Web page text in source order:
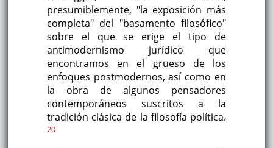
presumiblemente, "la exposición más
completa" del "basamento filosófico"
sobre el que se erige el tipo de
antimodernismo jurídico que
encontramos en el grueso de los
enfoques postmodernos, así como en
la obra de algunos pensadores
contemporáneos suscritos a la
tradición clásica de la filosofía política.
20